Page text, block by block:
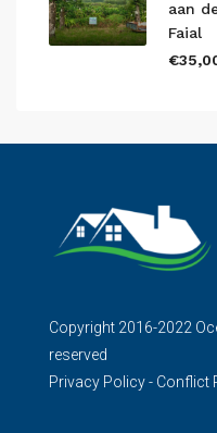
aan
Faial
Copyright 2016-2022
reserved
Privacy Policy- Conflict